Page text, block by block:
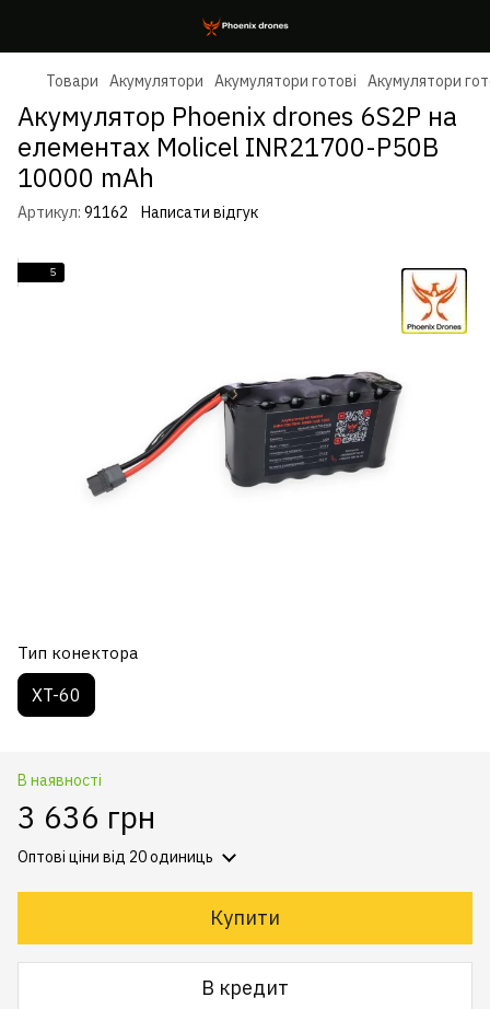
Товари Акумулятори Акумулятори готові Акумулятори
Акумулятор Phoenix drones 6S2P на
елементах Molicel INR21700-P50B
10000 mAh
Артикул: 91162 Написати відгук
5
Тип конектора
XT-60
В наявності
3 636 грн
Оптові ціни від 20 одиниць
Купити
В кредит